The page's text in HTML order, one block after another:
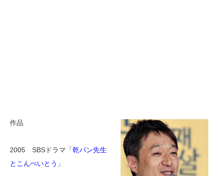
作品
2005 SBSドラマ「乾パン先生
とこんぺいとう 」